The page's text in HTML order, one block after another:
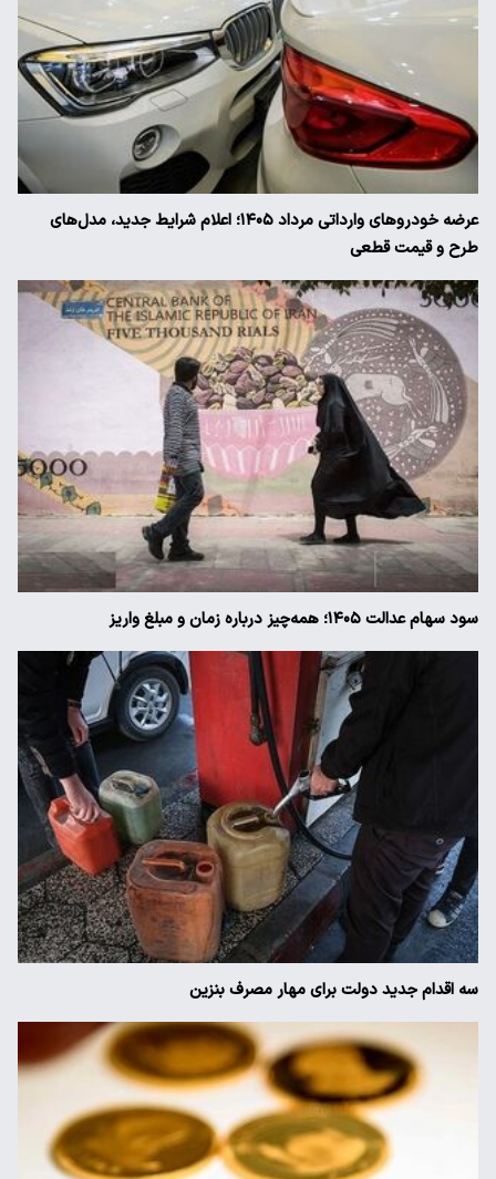
عرضه خودروهای وارداتی مرداد ۱۴۰۵؛ اعلام شرایط جدید، مدل‌های
طرح و قیمت قطعی
سود سهام عدالت ۱۴۰۵؛ همه‌چیز درباره زمان و مبلغ واریز
سه اقدام جدید دولت برای مهار مصرف بنزین